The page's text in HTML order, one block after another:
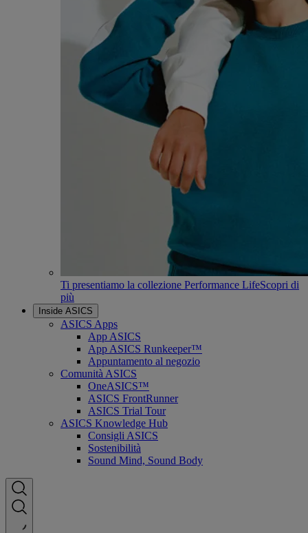
Ti presentiamo la collezione Performance LifeScopri di
più
Inside ASICS
ASICS Apps
App ASICS
App ASICS Runkeeper™
Appuntamento al negozio
Comunità ASICS
OneASICS™
ASICS FrontRunner
ASICS Trial Tour
ASICS Knowledge Hub
Consigli ASICS
Sostenibilità
Sound Mind, Sound Body